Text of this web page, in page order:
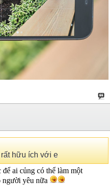
hữu ích với e
ai củng có thể làm một
người yêu nữa